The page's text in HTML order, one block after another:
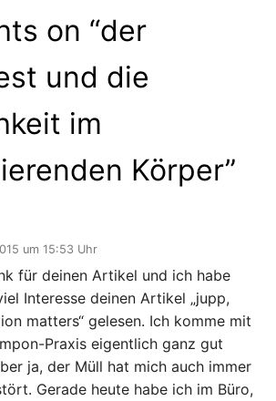
on “der
und die
im
Körper”
um 15:53 Uhr
für deinen Artikel und ich habe
Interesse deinen Artikel „jupp,
matters“ gelesen. Ich komme mit
Praxis eigentlich ganz gut
ja, der Müll hat mich auch immer
Gerade heute habe ich im Büro,